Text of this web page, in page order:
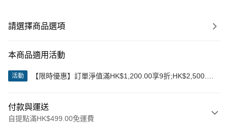
請選擇商品選項
本商品適用活動
活動
【限時優惠】訂單淨值滿HK$1,200.00享9折;HK$2,500.00
付款與運送
自提點滿HK$499.00免運費